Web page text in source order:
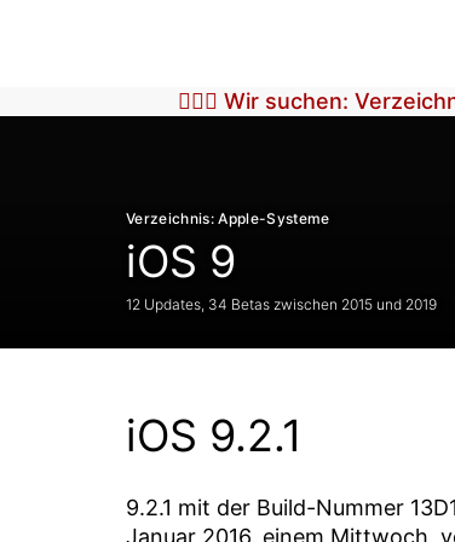
🕵🏼‍♀️ Wir suchen:
Verzeichnis: Apple-Systeme
iOS 9
12 Updates, 34 Betas zwischen 2015 und 2019
iOS 9.2.1
9.2.1 mit der Build-Nummer
Januar 2016, einem Mittwoch,